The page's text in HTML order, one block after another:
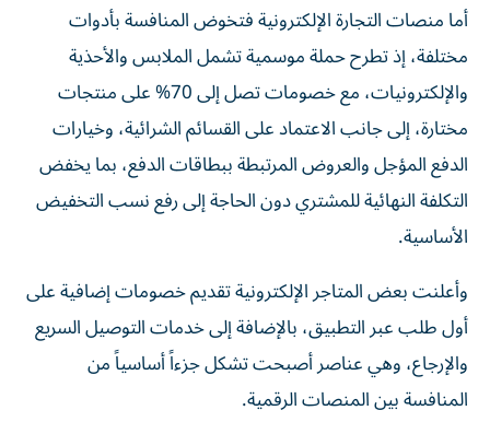
أما منصات التجارة الإلكترونية فتخوض المنافسة بأدوات
مختلفة، إذ تطرح حملة موسمية تشمل الملابس والأحذية
والإلكترونيات، مع خصومات تصل إلى 70% على منتجات
مختارة، إلى جانب الاعتماد على القسائم الشرائية، وخيارات
الدفع المؤجل والعروض المرتبطة ببطاقات الدفع، بما يخفض
التكلفة النهائية للمشتري دون الحاجة إلى رفع نسب التخفيض
الأساسية.
وأعلنت بعض المتاجر الإلكترونية تقديم خصومات إضافية على
أول طلب عبر التطبيق، بالإضافة إلى خدمات التوصيل السريع
والإرجاع، وهي عناصر أصبحت تشكل جزءاً أساسياً من
المنافسة بين المنصات الرقمية.